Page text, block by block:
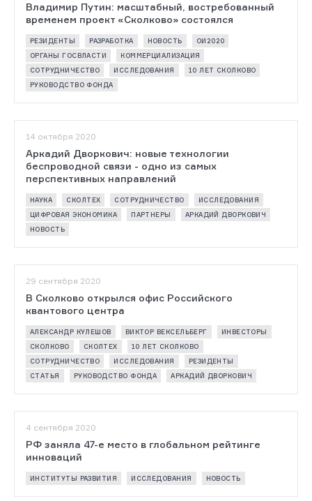
Владимир Путин: масштабный, востребованный
временем проект «Сколково» состоялся
РЕЗИДЕНТЫ РАЗРАБОТКА НОВОСТЬ
ОИ2020
ОРГАНЫ ГОСВЛАСТИ
КОММЕРЦИАЛИЗАЦИЯ
СОТРУДНИЧЕСТВО
ИССЛЕДОВАНИЯ
10 ЛЕТ СКОЛКОВО
РУКОВОДСТВО ФОНДА
14 октября 2020
Аркадий Дворкович: новые технологии
беспроводной связи - одно из самых
перспективных направлений
НАУКА СКОЛТЕХ СОТРУДНИЧЕСТВО
ИССЛЕДОВАНИЯ
ЦИФРОВАЯ ЭКОНОМИКА
ПАРТНЕРЫ
АРКАДИЙ ДВОРКОВИЧ
НОВОСТЬ
29 сентября 2020
В Сколково открылся офис Российского
квантового центра
АЛЕКСАНДР КУЛЕШОВ ВИКТОР ВЕКСЕЛЬБЕРГ
ИНВЕСТОРЫ
СКОЛКОВО
СКОЛТЕХ
10 ЛЕТ СКОЛКОВО
СОТРУДНИЧЕСТВО
ИССЛЕДОВАНИЯ
РЕЗИДЕНТЫ
СТАТЬЯ
РУКОВОДСТВО ФОНДА АРКАДИЙ ДВОРКОВИЧ
4 сентября 2020
РФ заняла 47-е место в глобальном рейтинге
инноваций
ИНСТИТУТЫ РАЗВИТИЯ ИССЛЕДОВАНИЯ НОВОСТЬ